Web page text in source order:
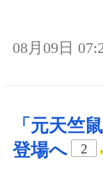
08月09日
「元天竺
登場へ
2